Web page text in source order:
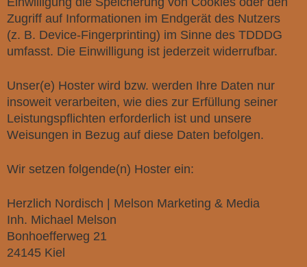
Zugriff auf Informationen im Endgerät des Nutzers
(z. B. Device-Fingerprinting) im Sinne des TDDDG
umfasst. Die Einwilligung ist jederzeit widerrufbar.
Unser(e) Hoster wird bzw. werden Ihre Daten nur
insoweit verarbeiten, wie dies zur Erfüllung seiner
Leistungspflichten erforderlich ist und unsere
Weisungen in Bezug auf diese Daten befolgen.
Wir setzen folgende(n) Hoster ein:
Herzlich Nordisch | Melson Marketing & Media
Inh. Michael Melson
Bonhoefferweg 21
24145 Kiel